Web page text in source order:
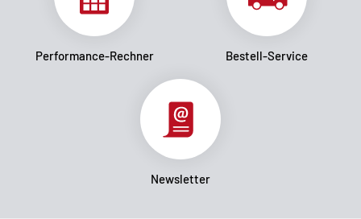
Performance-Rechner Bestell-Service
Newsletter